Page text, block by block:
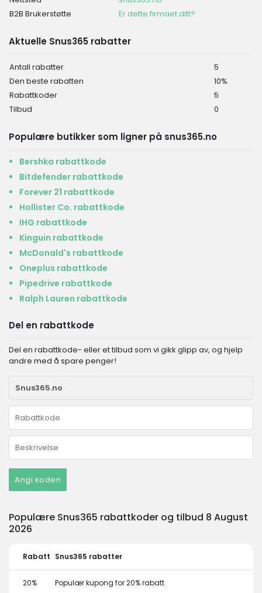
B2B Brukerstøtte
Er dette firmaet ditt?
Aktuelle Snus365 rabatter
Antall rabatter
5
Den beste rabatten
10%
Rabattkoder
5
Tilbud
0
Populære butikker som ligner på snus365.no
Bershka rabattkode
Bitdefender rabattkode
Forever 21 rabattkode
Hollister Co. rabattkode
IHG rabattkode
Kinguin rabattkode
McDonald's rabattkode
Oneplus rabattkode
Pipedrive rabattkode
Ralph Lauren rabattkode
Del en rabattkode
Del en rabattkode- eller et tilbud som vi gikk glipp av, og hjelp
andre med å spare penger!
Angi koden
Populære Snus365 rabattkoder og tilbud 8 August
2026
Rabatt Snus365 rabatter
20% Populær kupong for 20% rabatt